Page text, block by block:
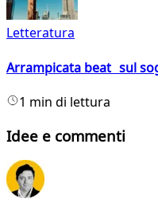
Letteratura
Arrampicata beat sul
1 min di lettura
Idee e commenti